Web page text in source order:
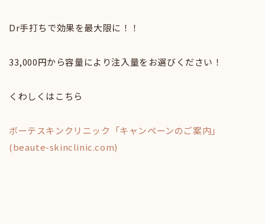
Dr手打ちで効果を最大限に！！
33,000円から容量により注入量をお選びください！
くわしくはこちら
ボーテスキンクリニック「キャンペーンのご案内」
(beaute-skinclinic.com)